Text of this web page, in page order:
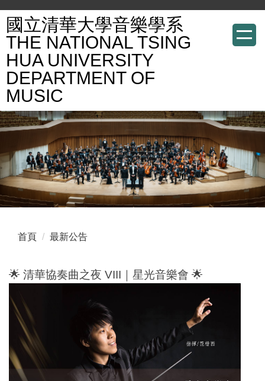
跳
到
主
要
內
容
區
國立清華大學音樂學系
THE NATIONAL TSING
HUA UNIVERSITY
DEPARTMENT OF
MUSIC
首頁 最新公告
🌟 清華協奏曲之夜 VIII｜星光音樂會 🌟